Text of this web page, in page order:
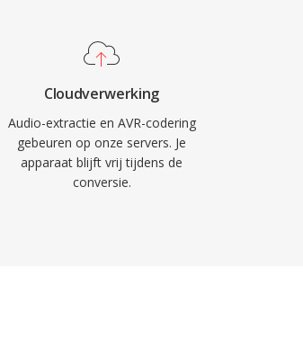
Cloudverwerking
Audio-extractie en AVR-codering
gebeuren op onze servers. Je
apparaat blijft vrij tijdens de
conversie.